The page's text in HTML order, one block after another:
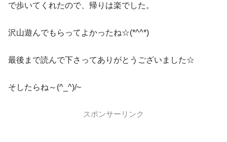
で歩いてくれたので、帰りは楽でした。
沢山遊んでもらってよかったね☆(*^^*)
最後まで読んで下さってありがとうございました☆
そしたらね～(^_^)/~
スポンサーリンク